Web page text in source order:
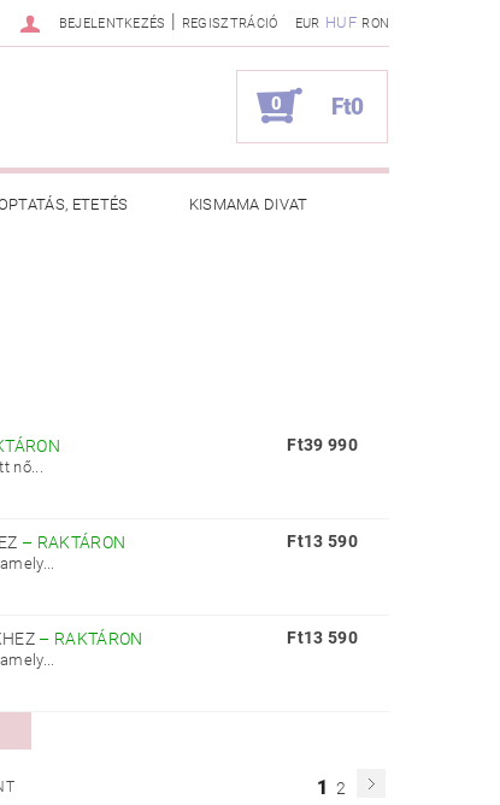
EUR HUF RON
BEJELENTKEZÉS | REGISZTRÁCIÓ
0 Ft0
ETETÉS KISMAMA DIVAT
nő...
Ft39 990
– RAKTÁRON Ft13 590
– RAKTÁRON Ft13 590
1 2